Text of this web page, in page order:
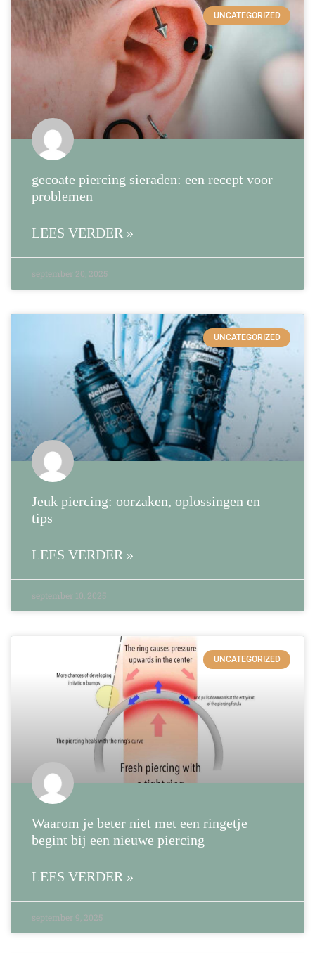
UNCATEGORIZED
gecoate piercing sieraden: een recept voor
problemen
LEES VERDER »
september 20, 2025
UNCATEGORIZED
Jeuk piercing: oorzaken, oplossingen en
tips
LEES VERDER »
september 10, 2025
UNCATEGORIZED
Waarom je beter niet met een ringetje
begint bij een nieuwe piercing
LEES VERDER »
september 9, 2025